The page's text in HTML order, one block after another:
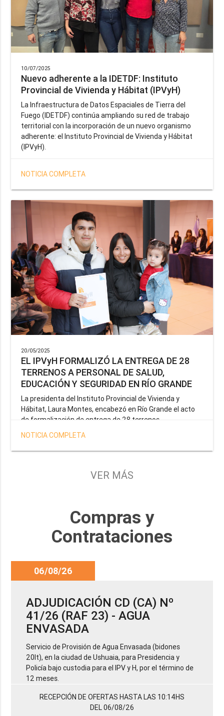
10/07/2025
Nuevo adherente a la IDETDF: Instituto
Provincial de Vivienda y Hábitat (IPVyH)
La Infraestructura de Datos Espaciales de Tierra del
Fuego (IDETDF) continúa ampliando su red de trabajo
territorial con la incorporación de un nuevo organismo
adherente: el Instituto Provincial de Vivienda y Hábitat
(IPVyH).
NOTICIA COMPLETA
20/05/2025
EL IPVyH FORMALIZÓ LA ENTREGA DE 28
TERRENOS A PERSONAL DE SALUD,
EDUCACIÓN Y SEGURIDAD EN RÍO GRANDE
La presidenta del Instituto Provincial de Vivienda y
Hábitat, Laura Montes, encabezó en Río Grande el acto
de formalización de entrega de 28 terrenos
correspondientes a la operatoria especial anunciada por
el Gobernador Gustavo Melella, la cual tiene como
objetivo brindar una solución habitacional a docentes,
Provincia y del Servicio Penitenciario.
NOTICIA COMPLETA
VER MÁS
Compras y
Contrataciones
06/08/26
ADJUDICACIÓN CD (CA) Nº
41/26 (RAF 23) - AGUA
ENVASADA
Servicio de Provisión de Agua Envasada (bidones
20lt), en la ciudad de Ushuaia, para Presidencia y
Policía bajo custodia para el IPV y H, por el término de
12 meses.
RECEPCIÓN DE OFERTAS HASTA LAS 10:14HS
DEL 06/08/26